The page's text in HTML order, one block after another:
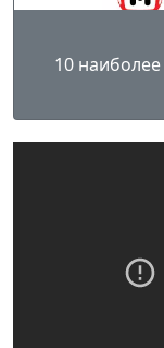
10